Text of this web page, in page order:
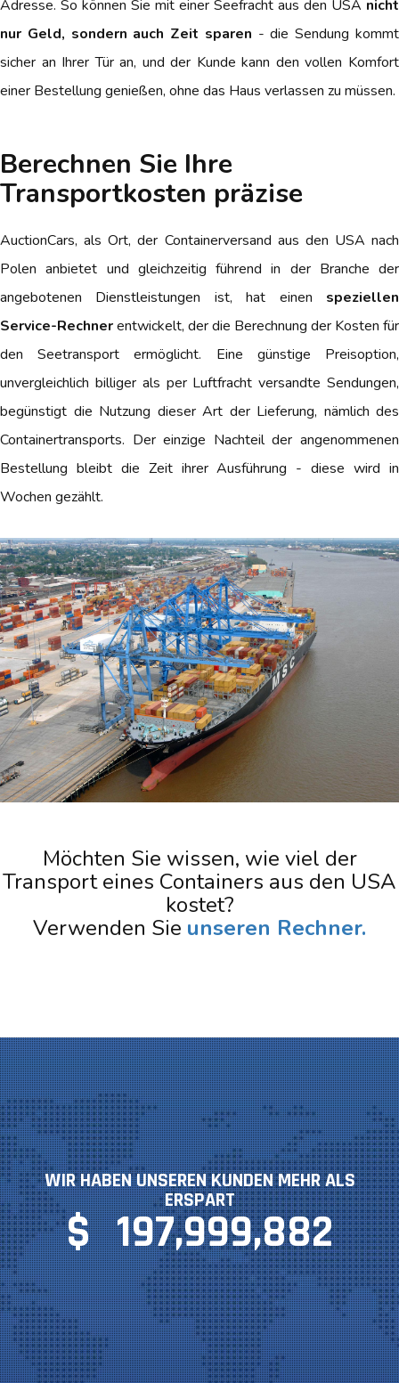
Adresse. So können Sie mit einer Seefracht aus den USA nicht
nur Geld, sondern auch Zeit sparen - die Sendung kommt
sicher an Ihrer Tür an, und der Kunde kann den vollen Komfort
einer Bestellung genießen, ohne das Haus verlassen zu müssen.
Berechnen Sie Ihre
Transportkosten präzise
AuctionCars, als Ort, der Containerversand aus den USA nach
Polen anbietet und gleichzeitig führend in der Branche der
angebotenen Dienstleistungen ist, hat einen speziellen
Service-Rechnerentwickelt, der die Berechnung der Kosten für
den Seetransport ermöglicht. Eine günstige Preisoption,
unvergleichlich billiger als per Luftfracht versandte Sendungen,
begünstigt die Nutzung dieser Art der Lieferung, nämlich des
Containertransports. Der einzige Nachteil der angenommenen
Bestellung bleibt die Zeit ihrer Ausführung - diese wird in
Wochen gezählt.
Möchten Sie wissen, wie viel der
Transport eines Containers aus den USA
kostet?
Verwenden Sie unseren Rechner.
WIR HABEN UNSEREN KUNDEN MEHR ALS
ERSPART
$ 197,999,882